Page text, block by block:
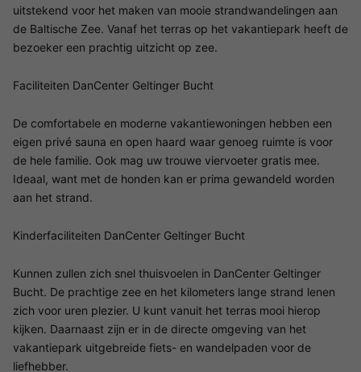
uitstekend voor het maken van mooie strandwandelingen aan
de Baltische Zee. Vanaf het terras op het vakantiepark heeft de
bezoeker een prachtig uitzicht op zee.
Faciliteiten DanCenter Geltinger Bucht
De comfortabele en moderne vakantiewoningen hebben een
eigen privé sauna en open haard waar genoeg ruimte is voor
de hele familie. Ook mag uw trouwe viervoeter gratis mee.
Ideaal, want met de honden kan er prima gewandeld worden
aan het strand.
Kinderfaciliteiten DanCenter Geltinger Bucht
Kunnen zullen zich snel thuisvoelen in DanCenter Geltinger
Bucht. De prachtige zee en het kilometers lange strand lenen
zich voor uren plezier. U kunt vanuit het terras mooi hierop
kijken. Daarnaast zijn er in de directe omgeving van het
vakantiepark uitgebreide fiets- en wandelpaden voor de
liefhebber.